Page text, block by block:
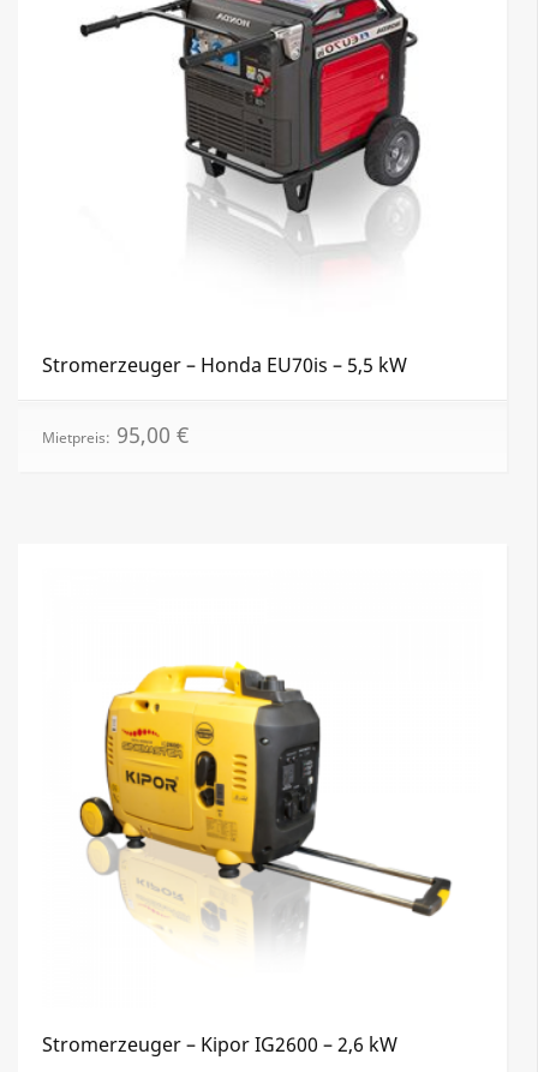
Stromerzeuger – Honda EU70is – 5,5 kW
Mietpreis: 95,00 €
Stromerzeuger – Kipor IG2600 – 2,6 kW